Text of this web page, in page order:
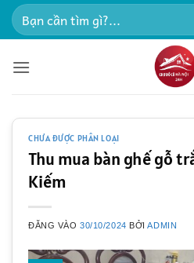
Bỏ
qua
dung
Tìm
kiếm:
CHƯA ĐƯỢC PHÂN LOẠI
Thu mua bàn ghế gỗ
Kiếm
ĐĂNG VÀO30/10/2024 BỞIADMIN